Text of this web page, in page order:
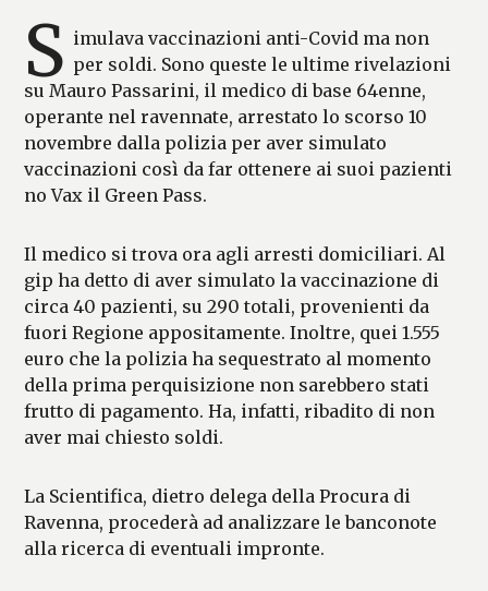
S imulava vaccinazioni anti-Covid ma non
per soldi. Sono queste le ultime rivelazioni
su Mauro Passarini, il medico di base 64enne,
operante nel ravennate, arrestato lo scorso 10
novembre dalla polizia per aver simulato
vaccinazioni così da far ottenere ai suoi pazienti
no Vax il Green Pass.
Il medico si trova ora agli arresti domiciliari. Al
gip ha detto di aver simulato la vaccinazione di
circa 40 pazienti, su 290 totali, provenienti da
fuori Regione appositamente. Inoltre, quei 1.555
euro che la polizia ha sequestrato al momento
della prima perquisizione non sarebbero stati
frutto di pagamento. Ha, infatti, ribadito di non
aver mai chiesto soldi.
La Scientifica, dietro delega della Procura di
Ravenna, procederà ad analizzare le banconote
alla ricerca di eventuali impronte.